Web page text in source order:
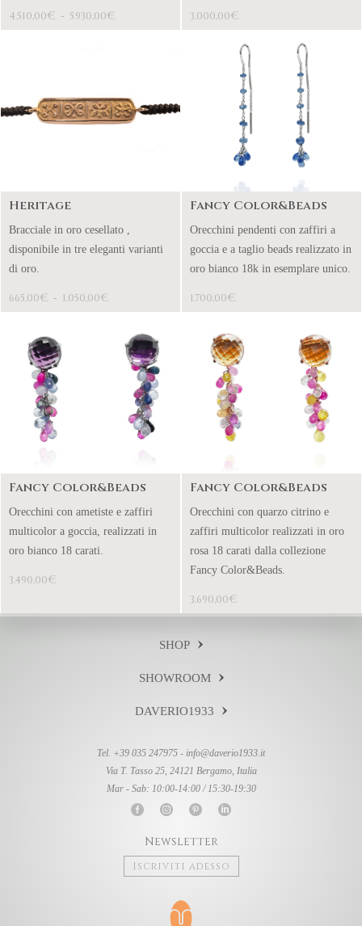
4.510,00€ - 5.930,00€ 3.000,00€
Heritage
Bracciale in oro cesellato ,
disponibile in tre eleganti varianti
di oro.
665,00€ - 1.050,00€
Fancy Color&Beads
Orecchini pendenti con zaffiri a
goccia e a taglio beads realizzato in
oro bianco 18k in esemplare unico.
1.700,00€
Fancy Color&Beads
Orecchini con ametiste e zaffiri
multicolor a goccia, realizzati in
oro bianco 18 carati.
3.490,00€
Fancy Color&Beads
Orecchini con quarzo citrino e
zaffiri multicolor realizzati in oro
rosa 18 carati dalla collezione
Fancy Color&Beads.
3.690,00€
SHOP
SHOWROOM
DAVERIO1933
Tel. +39 035 247975 - info@daverio1933.it
Via T. Tasso 25, 24121 Bergamo, Italia
Mar - Sab: 10:00-14:00 / 15:30-19:30
Newsletter
Iscriviti adesso